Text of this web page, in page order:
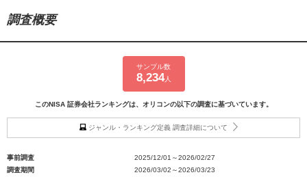
調査概要
サンプル数
8,234人
このNISA 証券会社ランキングは、オリコンの以下の調査に基づいています。
ジャンル・ランキング定義 調査詳細について
事前調査
2025/12/01～2026/02/27
調査期間
2026/03/02～2026/03/23